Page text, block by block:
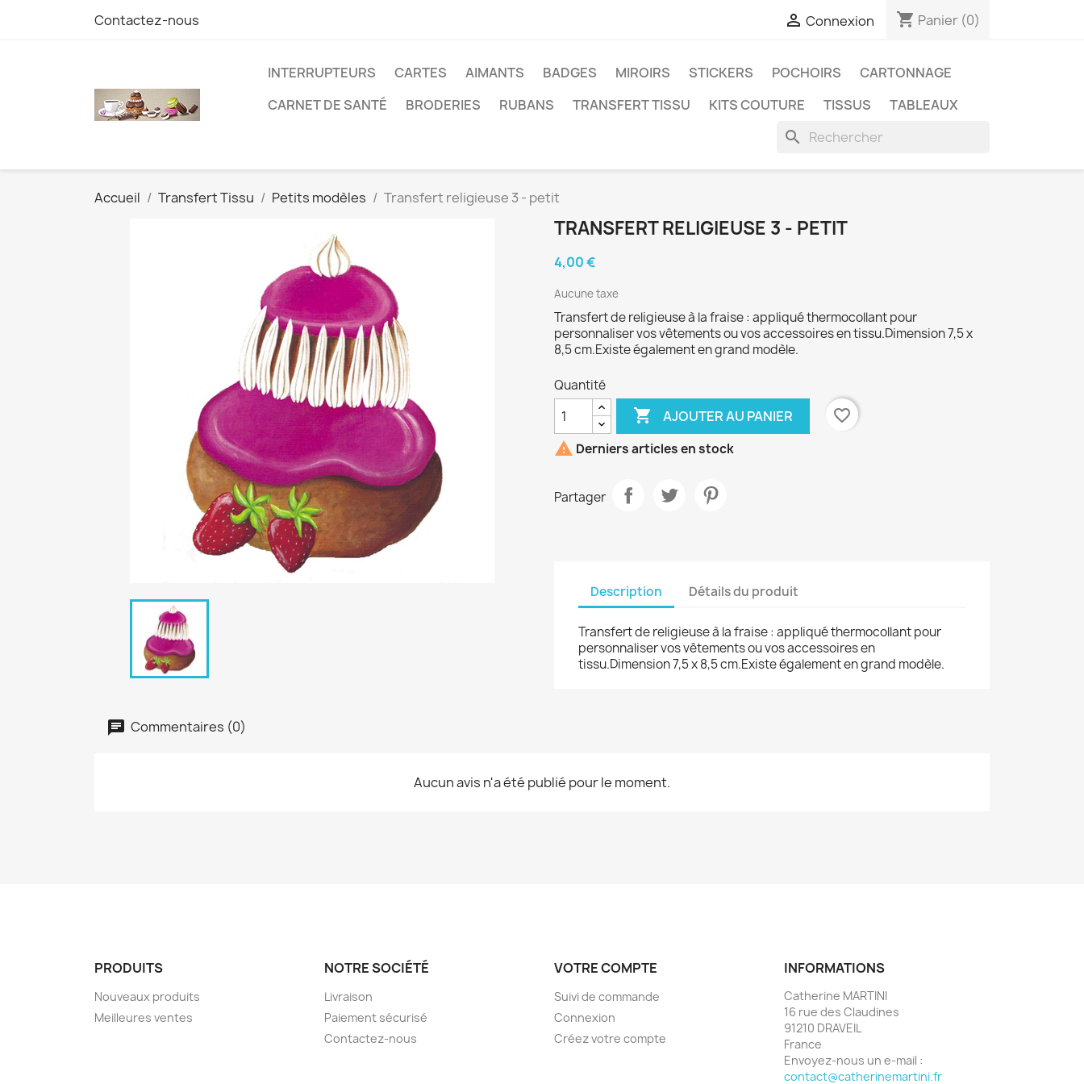
Contactez-nous  Connexion shopping_cart Panier (0)
INTERRUPTEURS CARTES AIMANTS BADGES MIROIRS STICKERS POCHOIRS
CARTONNAGE
CARNET DE SANTÉ
BRODERIES RUBANS TRANSFERT TISSU KITS COUTURE TISSUS TABLEAUX
search
Accueil Transfert Tissu Petits modèles Transfert religieuse 3 - petit
TRANSFERT RELIGIEUSE 3 - PETIT
4,00 €
Aucune taxe
Transfert de religieuse à la fraise : appliqué thermocollant pour
personnaliser vos vêtements ou vos accessoires en tissu.Dimension 7,5 x
8,5 cm.Existe également en grand modèle.
Quantité
 AJOUTER AU PANIER
favorite_border
 Derniers articles en stock
Partager
Description Détails du produit
Transfert de religieuse à la fraise : appliqué thermocollant pour
personnaliser vos vêtements ou vos accessoires en
tissu.Dimension 7,5 x 8,5 cm.Existe également en grand modèle.
Commentaires (0)
Aucun avis n'a été publié pour le moment.
PRODUITS
Nouveaux produits
Meilleures ventes
NOTRE SOCIÉTÉ
Livraison
Paiement sécurisé
Contactez-nous
VOTRE COMPTE
Suivi de commande
Connexion
Créez votre compte
INFORMATIONS
Catherine MARTINI
16 rue des Claudines
91210 DRAVEIL
France
Envoyez-nous un e-mail :
contact@catherinemartini.fr